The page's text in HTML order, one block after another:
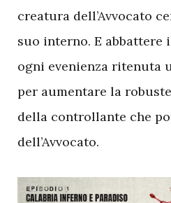
creatura dell’Avvocato
suo interno. E abbattere
ogni evenienza ritenuta
per aumentare la
della controllante che
dell’Avvocato.